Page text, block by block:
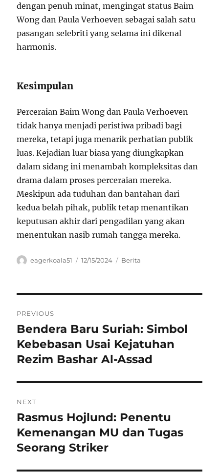
dengan penuh minat, mengingat status Baim
Wong dan Paula Verhoeven sebagai salah satu
pasangan selebriti yang selama ini dikenal
harmonis.
Kesimpulan
Perceraian Baim Wong dan Paula Verhoeven
tidak hanya menjadi peristiwa pribadi bagi
mereka, tetapi juga menarik perhatian publik
luas. Kejadian luar biasa yang diungkapkan
dalam sidang ini menambah kompleksitas dan
drama dalam proses perceraian mereka.
Meskipun ada tuduhan dan bantahan dari
kedua belah pihak, publik tetap menantikan
keputusan akhir dari pengadilan yang akan
menentukan nasib rumah tangga mereka.
Author
eagerkoala51
Posted
12/15/2024 Categories
Berita
pos
PREVIOUS
Previous
post:
Bendera Baru Suriah: Simbol
Kebebasan Usai Kejatuhan
Rezim Bashar Al-Assad
NEXT
Next
post:
Rasmus Hojlund: Penentu
Kemenangan MU dan Tugas
Seorang Striker